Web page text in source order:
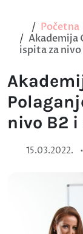
Početna
Akademija
ispita za nivo
nivo B2 i
15.03.2022. •